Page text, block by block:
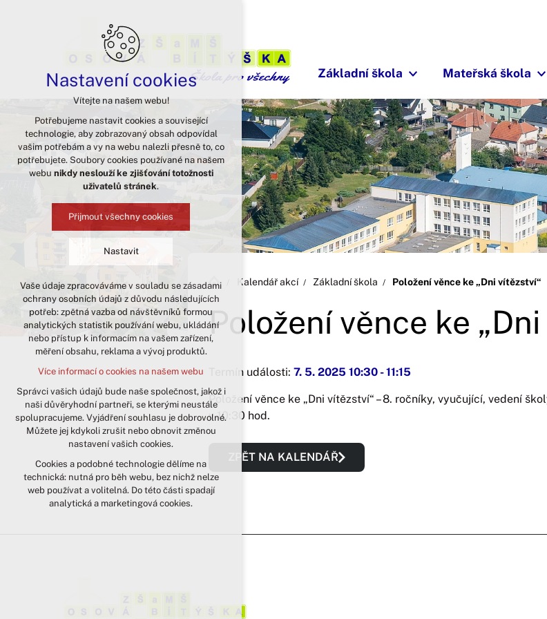
Základní škola Mateřská škola
Kalendář akcí Základní škola Položení věnce ke „Dni vítězství“
Položení věnce ke
Termín události: 7. 5. 2025 10:30 -11:15
Položení věnce ke „Dni vítězství“ – 8. ročníky, vyučující, vedení
v 10:30 hod.
ZPĚT NA KALENDÁŘ
Nastavení cookies
Vítejte na našem webu!
Potřebujeme nastavit cookies a související
technologie, aby zobrazovaný obsah odpovídal
vašim potřebám a vy na webu nalezli přesně to, co
potřebujete. Soubory cookies používané na našem
webu nikdy neslouží ke zjišťování totožnosti
uživatelů stránek.
Přijmout všechny cookies
Nastavit
Technická cookies
nutná pro provozování webu
udržení kontextu stránek (session):
případná přihlášení, volby jazyka, apod.
analytická pro anonymizované
vyhodnocení návštěvnosti
marketingová cookies (Google)
Více informací o cookies na našem webu
Přijmout všechny cookies
Odmítnout vše
Vaše údaje zpracováváme v souladu se zásadami
ochrany osobních údajů z důvodu následujících
potřeb: zpětná vazba od návštěvníků formou
analytických statistik používání webu, ukládání
nebo přístup k informacím na vašem zařízení,
měření obsahu, reklama a vývoj produktů.
Více informací o cookies na našem webu
Správci vašich údajů bude naše společnost, jakož i
naši důvěryhodní partneři, se kterými neustále
spolupracujeme. Vyjádření souhlasu je dobrovolné.
Můžete jej kdykoli zrušit nebo obnovit změnou
nastavení vašich cookies.
Cookies a podobné technologie dělíme na
technická: nutná pro běh webu, bez nichž nelze
web používat a volitelná. Do této části spadají
analytická a marketingová cookies.